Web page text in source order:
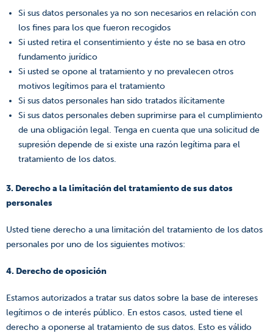
Si sus datos personales ya no son necesarios en relación con
los fines para los que fueron recogidos
Si usted retira el consentimiento y éste no se basa en otro
fundamento jurídico
Si usted se opone al tratamiento y no prevalecen otros
motivos legítimos para el tratamiento
Si sus datos personales han sido tratados ilícitamente
Si sus datos personales deben suprimirse para el cumplimiento
de una obligación legal. Tenga en cuenta que una solicitud de
supresión depende de si existe una razón legítima para el
tratamiento de los datos.
3. Derecho a la limitación del tratamiento de sus datos
personales
Usted tiene derecho a una limitación del tratamiento de los datos
personales por uno de los siguientes motivos:
4. Derecho de oposición
Estamos autorizados a tratar sus datos sobre la base de intereses
legítimos o de interés público. En estos casos, usted tiene el
derecho a oponerse al tratamiento de sus datos. Esto es válido